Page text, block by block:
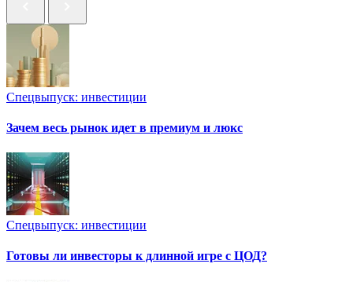
Спецвыпуск: инвестиции
Зачем весь рынок идет в премиум и люкс
Спецвыпуск: инвестиции
Готовы ли инвесторы к длинной игре с ЦОД?